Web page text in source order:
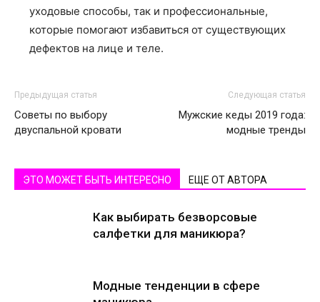
уходовые способы, так и профессиональные,
которые помогают избавиться от существующих
дефектов на лице и теле.
Предыдущая статья
Советы по выбору
двуспальной кровати
Следующая статья
Мужские кеды 2019 года:
модные тренды
ЭТО МОЖЕТ БЫТЬ ИНТЕРЕСНО ЕЩЕ ОТ АВТОРА
Как выбирать безворсовые
салфетки для маникюра?
Модные тенденции в сфере